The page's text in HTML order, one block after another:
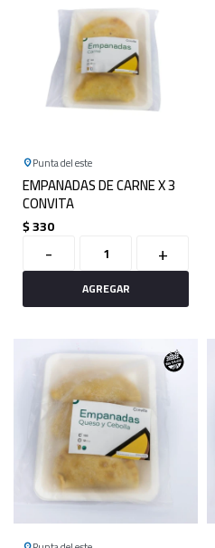
Punta del este
EMPANADAS DE CARNE X 3
CONVITA
$330
- +